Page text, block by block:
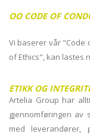
OO CODE OF
Vi baserer vår "Code
of Ethics", kan lastes
ETIKK OG
Artelia Group har
gjennomføringen av
med leverandører,